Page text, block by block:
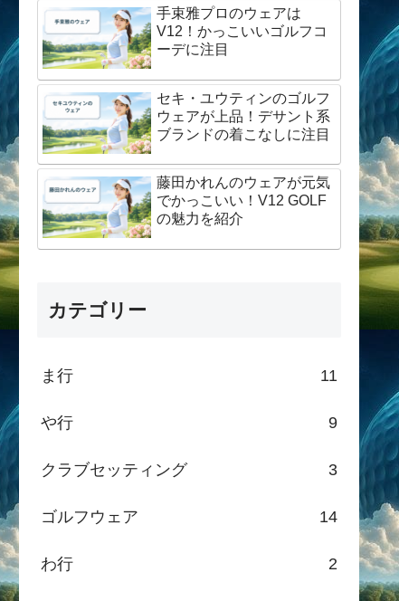
手束雅プロのウェアは
V12！かっこいいゴルフコ
ーデに注目
セキ・ユウティンのゴルフ
ウェアが上品！デサント系
ブランドの着こなしに注目
藤田かれんのウェアが元気
でかっこいい！V12 GOLF
の魅力を紹介
カテゴリー
ま行 11
や行 9
クラブセッティング 3
ゴルフウェア 14
わ行 2